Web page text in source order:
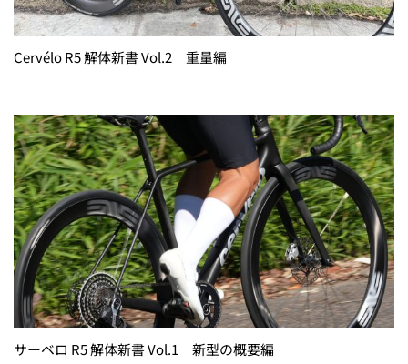
Cervélo R5 解体新書 Vol.2 重量編
サーベロ R5 解体新書 Vol.1 新型の概要編